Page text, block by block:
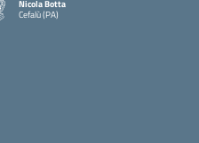
Nicola Botta
Cefalù (PA)